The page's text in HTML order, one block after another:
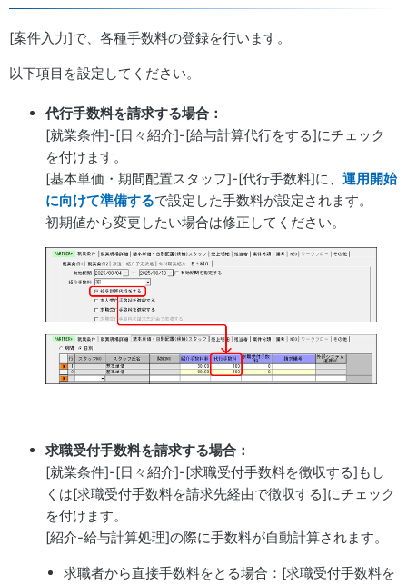
[案件入力]で、各種手数料の登録を行います。
以下項目を設定してください。
代行手数料を請求する場合：
[就業条件]-[日々紹介]-[給与計算代行をする]にチェック
を付けます。
[基本単価・期間配置スタッフ]-[代行手数料]に、 運用開始
に向けて準備するで設定した手数料が設定されます。
初期値から変更したい場合は修正してください。
求職受付手数料を請求する場合：
[就業条件]-[日々紹介]-[求職受付手数料を徴収する]もし
くは[求職受付手数料を請求先経由で徴収する]にチェック
を付けます。
[紹介-給与計算処理]の際に手数料が自動計算されます。
求職者から直接手数料をとる場合：[求職受付手数料を